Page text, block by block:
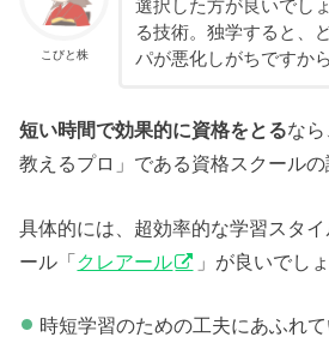
こびと株
選択した方が良いでし
る技術。独学すると、
パが悪化しがちですから
短い時間で効果的に資格をとるな
教えるプロ」である資格スクールの
具体的には、超効率的な学習スタ
ール「 クレアール 」が良いでしょ
時短学習のための工夫にあふれて